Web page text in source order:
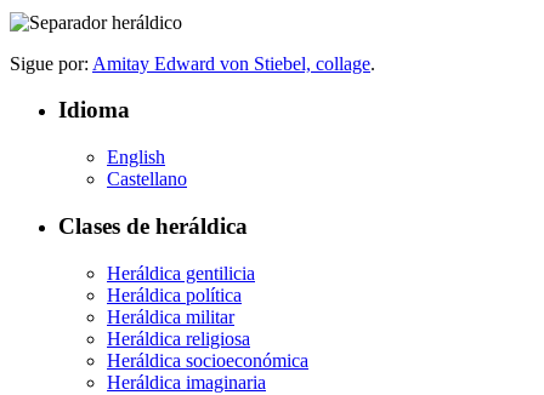
Sigue por: Amitay Edward von Stiebel, collage.
Idioma
English
Castellano
Clases de heráldica
Heráldica gentilicia
Heráldica política
Heráldica militar
Heráldica religiosa
Heráldica socioeconómica
Heráldica imaginaria